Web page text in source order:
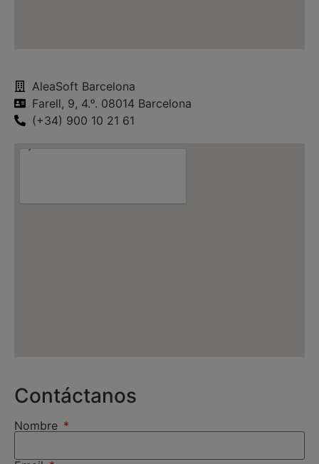
AleaSoft Barcelona
Farell, 9, 4.ᵒ. 08014 Barcelona
(+34) 900 10 21 61
Contáctanos
Nombre